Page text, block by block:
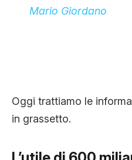
Mario Giordano
Oggi trattiamo le
in grassetto.